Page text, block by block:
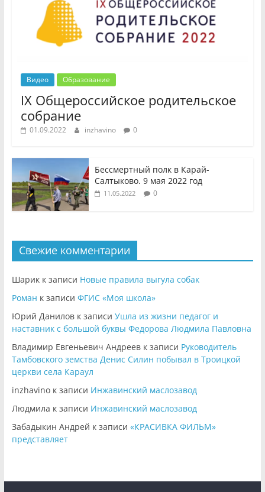
Видео Образование
IX Общероссийское родительское
собрание
01.09.2022 inzhavino 0
Бессмертный полк в Карай-
Салтыково. 9 мая 2022 год
11.05.2022 0
Свежие комментарии
Шарикк записи Новые правила выгула собак
Роман к записи ФГИС «Моя школа»
Юрий Даниловк записи Ушла из жизни педагог и
наставник с большой буквы Федорова Людмила Павловна
Владимир Евгеньевич Андреевк записи Руководитель
Тамбовского земства Денис Силин побывал в Троицкой
церкви села Караул
inzhavinoк записи Инжавинский маслозавод
Людмила к записи Инжавинский маслозавод
Забадыкин Андрей к записи «КРАСИВКА ФИЛЬМ»
представляет